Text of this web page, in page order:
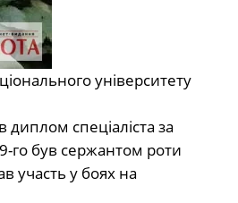
університету
диплом спеціаліста за
го був сержантом роти
участь у боях на